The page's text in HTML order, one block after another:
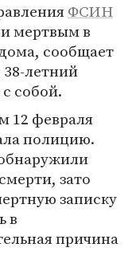
ФСИН
мертвым в
сообщает
летний
собой.
12 февраля
полицию.
зато
записку
в
причина